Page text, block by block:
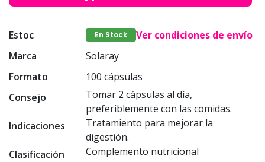
Estoc En Stock
Ver condiciones de envío
Marca
Solaray
Formato
100 cápsulas
Consejo
Tomar 2 cápsulas al día,
preferiblemente con las comidas.
Indicaciones
Tratamiento para mejorar la
digestión.
Clasificación
Complemento nutricional